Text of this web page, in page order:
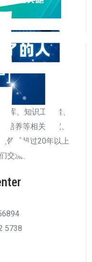
库、知识工作者、
培养等相关研究、
领域超过20年以上
交流。
5738